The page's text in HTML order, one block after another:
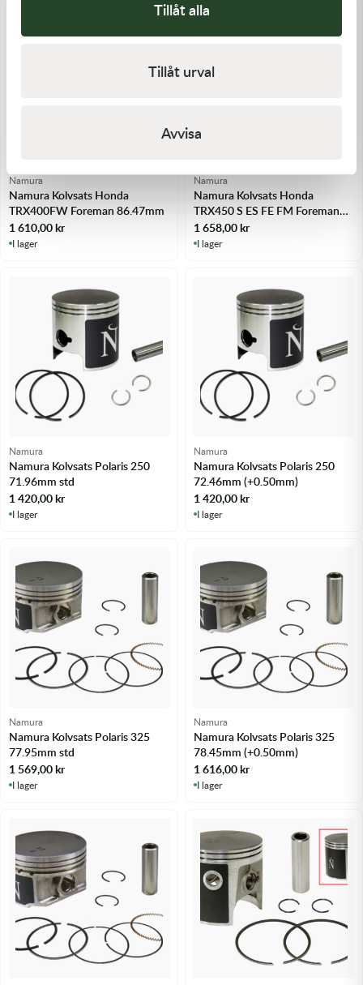
Tillåt alla
Tillåt urval
Avvisa
Namura
Namura Kolvsats Honda
TRX400FW Foreman 86.47mm
1 610,00kr
I lager
Namura
Namura Kolvsats Honda
TRX450 S ES FE FM Foreman
90.46mm
1 658,00kr
I lager
Namura
Namura Kolvsats Polaris 250
71.96mm std
1 420,00kr
I lager
Namura
Namura Kolvsats Polaris 250
72.46mm (+0.50mm)
1 420,00kr
I lager
Namura
Namura Kolvsats Polaris 325
77.95mm std
1 569,00kr
I lager
Namura
Namura Kolvsats Polaris 325
78.45mm (+0.50mm)
1 616,00kr
I lager